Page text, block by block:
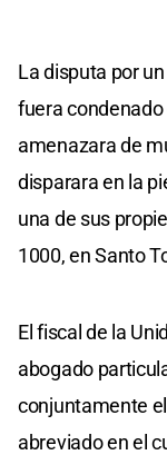
La disputa por
fuera
amenazara de
disparara en la
una de sus
1000, en Santo
El fiscal de la
abogado
conjuntamente
abreviado en el